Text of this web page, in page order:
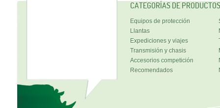
CATEGORÍAS DE PRODUCTOS
Equipos de protección
Llantas
Expediciones y viajes
Transmisión y chasis
Accesorios competición
Recomendados